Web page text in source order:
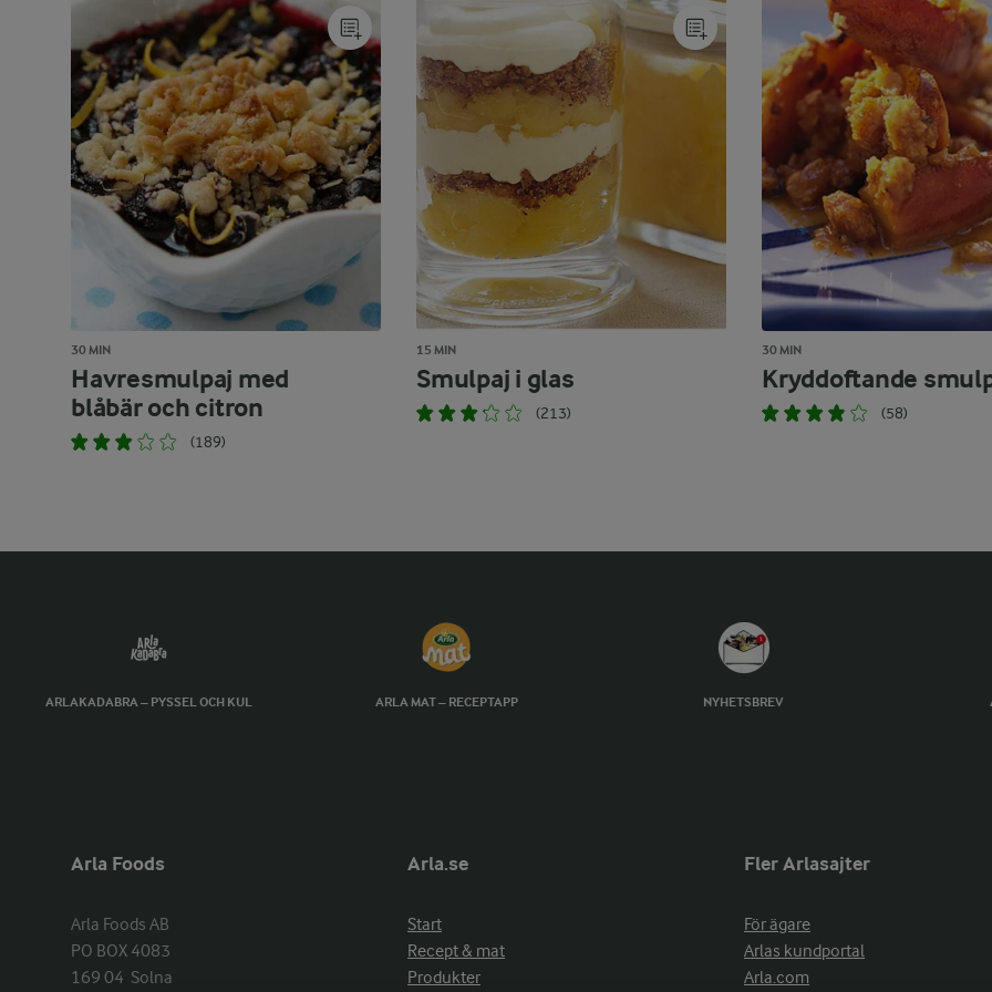
30 MIN
Havresmulpaj med
blåbär och citron
(189)
15 MIN
Smulpaj i glas
(213)
30 MIN
Kryddoftande
(58)
ARLAKADABRA – PYSSEL OCH KUL ARLA MAT – RECEPTAPP NYHETSBREV
Arla Foods
Arla Foods AB
PO BOX 4083
169 04  Solna
Arla.se
Start
Recept & mat
Produkter
Fler Arlasajter
För ägare
Arlas kundportal
Arla.com